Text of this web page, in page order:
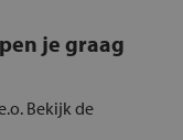
je graag
Bekijk de